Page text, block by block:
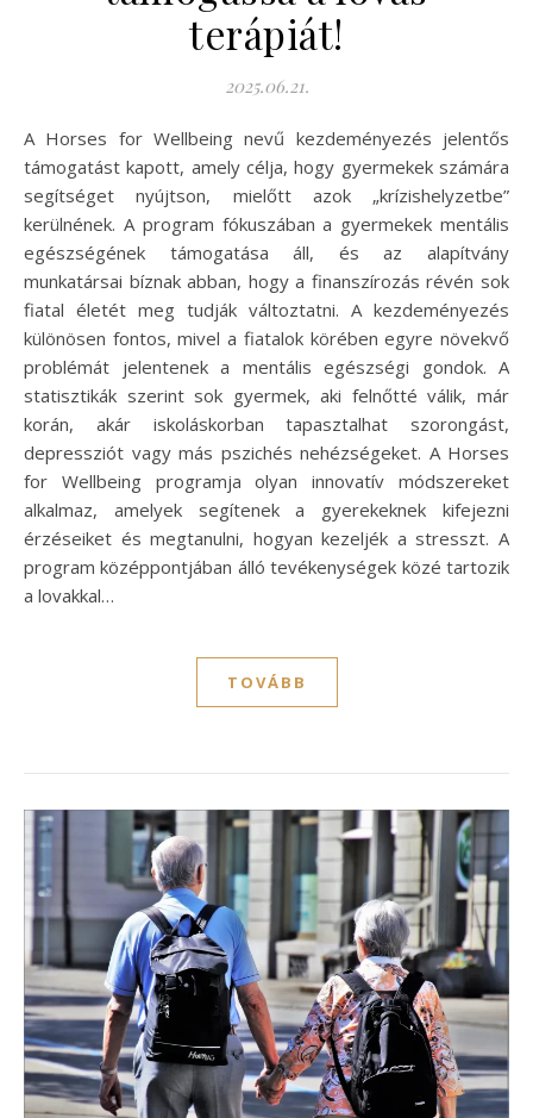
terápiát!
2025.06.21.
A Horses for Wellbeing nevű kezdeményezés jelentős
támogatást kapott, amely célja, hogy gyermekek számára
segítséget nyújtson, mielőtt azok „krízishelyzetbe”
kerülnének. A program fókuszában a gyermekek mentális
egészségének támogatása áll, és az alapítvány
munkatársai bíznak abban, hogy a finanszírozás révén sok
fiatal életét meg tudják változtatni. A kezdeményezés
különösen fontos, mivel a fiatalok körében egyre növekvő
problémát jelentenek a mentális egészségi gondok. A
statisztikák szerint sok gyermek, aki felnőtté válik, már
korán, akár iskoláskorban tapasztalhat szorongást,
depressziót vagy más pszichés nehézségeket. A Horses
for Wellbeing programja olyan innovatív módszereket
alkalmaz, amelyek segítenek a gyerekeknek kifejezni
érzéseiket és megtanulni, hogyan kezeljék a stresszt. A
program középpontjában álló tevékenységek közé tartozik
a lovakkal…
TOVÁBB